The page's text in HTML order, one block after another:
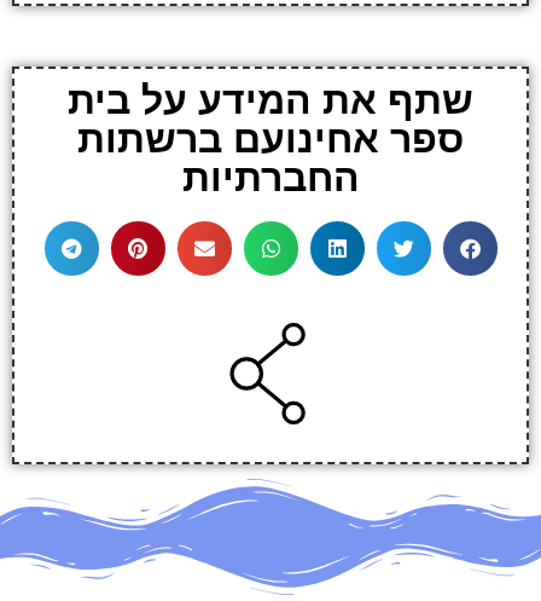
שתף את המידע על בית
ספר אחינועם ברשתות
החברתיות